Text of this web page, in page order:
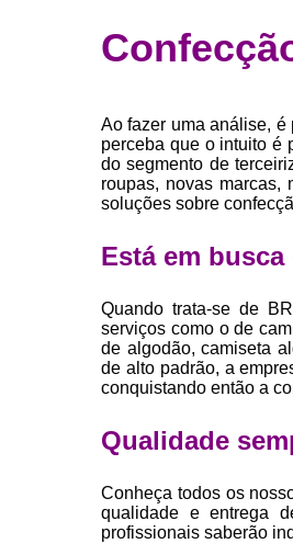
Ao fazer uma análise,
perceba que o intuito é
do segmento de
roupas, novas marcas,
soluções sobre
Está em
Quando trata-se de
serviços como o de
de algodão, camiseta
de alto padrão, a
conquistando então a
Qualidade
Conheça todos os
qualidade e entrega
profissionais saberão